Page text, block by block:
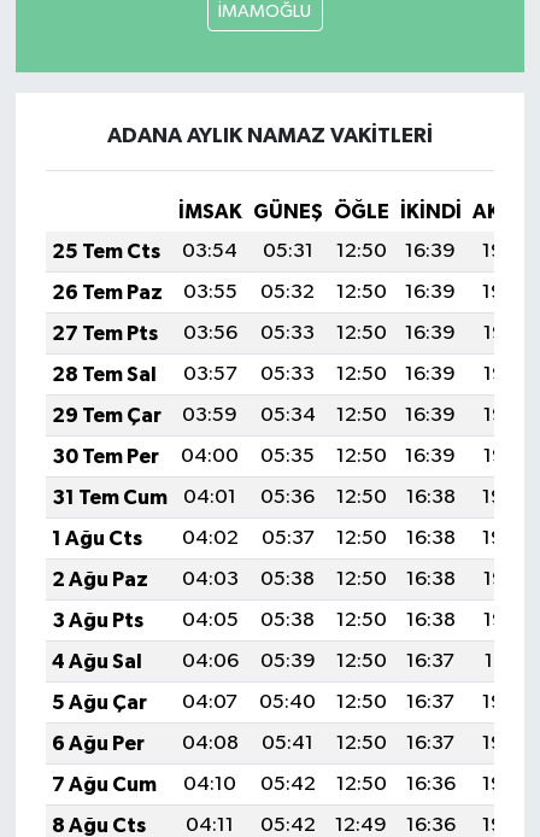
İMAMOĞLU
ADANA AYLIK NAMAZ VAKITLERI
İMSAK GÜNEŞ ÖĞLE İKINDI
25 Tem Cts
03:54 05:31 12:50 16:39
19:59
26 Tem Paz
03:55 05:32 12:50 16:39
19:59
27 Tem Pts
03:56 05:33 12:50 16:39
19:58
28 Tem Sal
03:57 05:33 12:50 16:39
19:57
29 Tem Çar
03:59 05:34 12:50 16:39
19:56
30 Tem Per
04:00 05:35 12:50 16:39
19:55
31 Tem Cum
04:01 05:36 12:50 16:38
19:54
1 Ağu Cts
04:02 05:37 12:50 16:38
19:54
2 Ağu Paz
04:03 05:38 12:50 16:38
19:53
3 Ağu Pts
04:05 05:38 12:50 16:38
19:52
4 Ağu Sal
04:06 05:39 12:50 16:37
19:51
5 Ağu Çar
04:07 05:40 12:50 16:37
19:50
6 Ağu Per
04:08 05:41 12:50 16:37
19:49
7 Ağu Cum
04:10 05:42 12:50 16:36
19:48
8 Ağu Cts
04:11 05:42 12:49 16:36
19:46